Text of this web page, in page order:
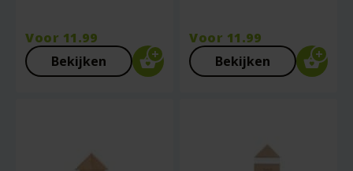
Voor 11.99
Bekijken
Voor 11.99
Bekijken